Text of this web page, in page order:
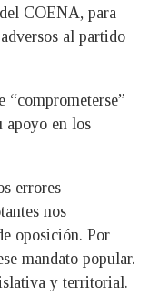
COENA, para
al partido
“comprometerse”
apoyo en los
errores
nos
oposición. Por
mandato popular.
y territorial.